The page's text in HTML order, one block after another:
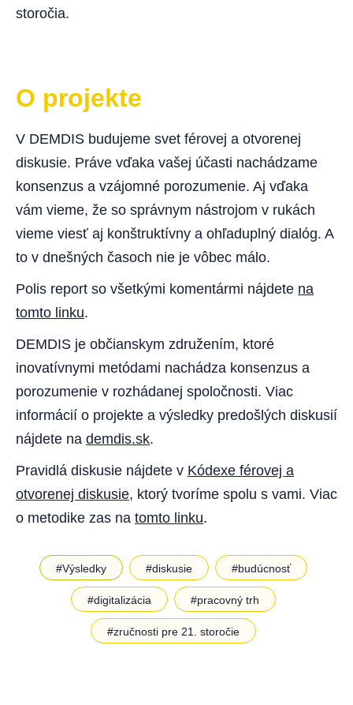
storočia.
O projekte
V DEMDIS budujeme svet férovej a otvorenej
diskusie. Práve vďaka vašej účasti nachádzame
konsenzus a vzájomné porozumenie. Aj vďaka
vám vieme, že so správnym nástrojom v rukách
vieme viesť aj konštruktívny a ohľaduplný dialóg. A
to v dnešných časoch nie je vôbec málo.
Polis report so všetkými komentármi nájdete na
tomto linku.
DEMDIS je občianskym združením, ktoré
inovatívnymi metódami nachádza konsenzus a
porozumenie v rozhádanej spoločnosti. Viac
informácií o projekte a výsledky predošlých diskusií
nájdete na demdis.sk.
Pravidlá diskusie nájdete v Kódexe férovej a
otvorenej diskusie, ktorý tvoríme spolu s vami. Viac
o metodike zas na tomto linku.
#Výsledky #diskusie #budúcnosť
#digitalizácia #pracovný trh
#zručnosti pre 21. storočie